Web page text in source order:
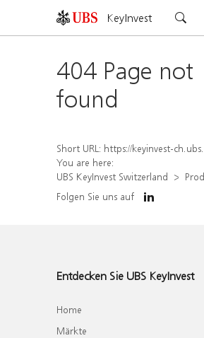
KeyInvest
404 Page not
found
Short URL: https://keyinvest-ch.ubs.com/produkt/detail/
You are here:
UBS KeyInvest Switzerland
Folgen Sie uns auf
Entdecken Sie UBS KeyInvest
Home
Märkte